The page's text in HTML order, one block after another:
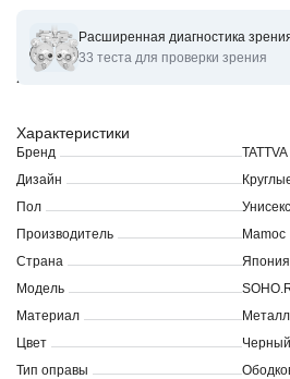
Оправы для очков корригирующих
23-145
Характеристики
Бренд
TATTVA
Дизайн
Пол
Унисекс
Производитель
Mamoc
Страна
Япония
Модель
Материал
Металл
Цвет
Черный
Тип оправы
Расширенная диагностика
33 теста для проверки зрения